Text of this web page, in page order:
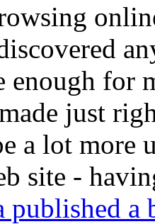
for
just
a lot more
site -
published a